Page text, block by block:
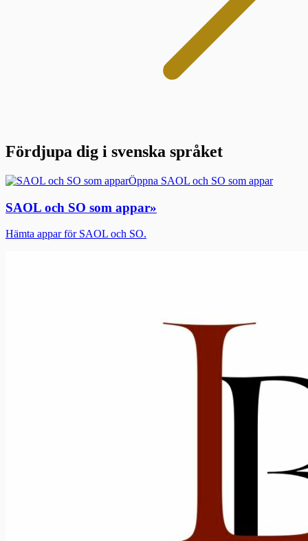
Fördjupa dig i svenska språket
Öppna SAOL och SO som appar
SAOL och SO som appar»
Hämta appar för SAOL och SO.